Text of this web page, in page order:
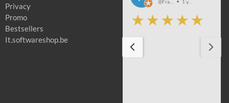
Privacy
Promo
Bestsellers
It.softwareshop.be